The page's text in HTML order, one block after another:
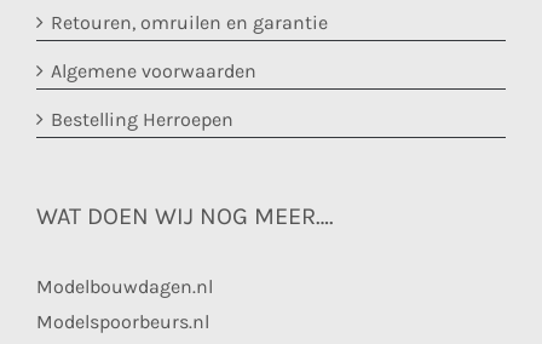
Retouren, omruilen en garantie
Algemene voorwaarden
Bestelling Herroepen
WAT DOEN WIJ NOG MEER….
Modelbouwdagen.nl
Modelspoorbeurs.nl